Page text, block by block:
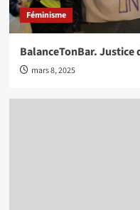
Féminisme
BalanceTonBar.
mars 8, 2025